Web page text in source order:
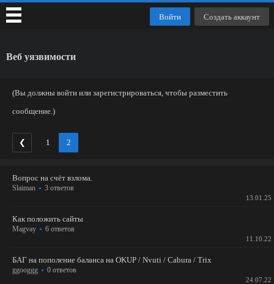
Веб уязвимости
(Вы должны войти или зарегистрироваться, чтобы разместить
сообщение.)
❮ 1 2
Вопрос на счёт взлома.
Slaiman 3 ответов
13.01.25
Как положить сайты
Magvay 6 ответов
11.10.22
БАГ на пополение баланса на OKUP / Nvuti / Cabura / Trix
ggooggg 0 ответов
24.07.22
Войти Создать аккаунт